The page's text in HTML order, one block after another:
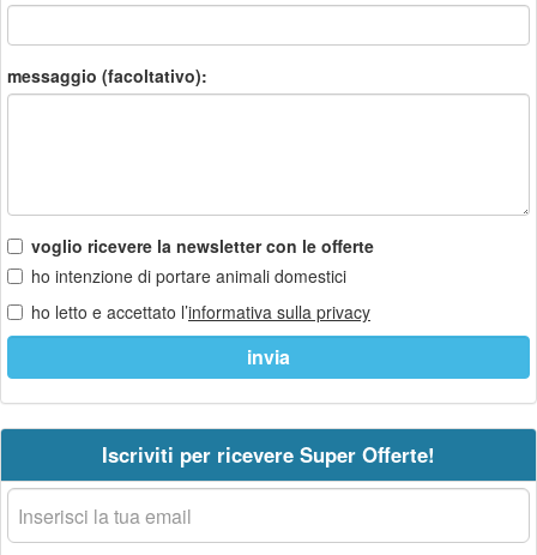
messaggio (facoltativo):
voglio ricevere la newsletter con le offerte
ho intenzione di portare animali domestici
ho letto e accettato l’informativa sulla privacy
Iscriviti per ricevere Super Offerte!
La
tua
email